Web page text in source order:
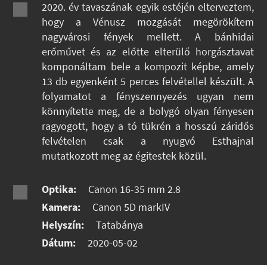
2020. év tavaszának egyik estéjén elterveztem,
hogy a Vénusz mozgását megörökítem
nagyvárosi fények mellett. A bánhidai
erőművet és az előtte elterülő horgásztavat
komponáltam bele a kompozit képbe, amely
13 db egyenként 5 perces felvétellel készült. A
folyamatot a fényszennyezés ugyan nem
könnyítette meg, de a bolygó olyan fényesen
ragyogott, hogy a tó tükrén a hosszú záridős
felvételen csak a nyugvó Esthajnal
mutatkozott meg az égitestek közül.
Optika:
Canon 16-35 mm 2.8
Kamera:
Canon 5D markIV
Helyszín:
Tatabánya
Dátum:
2020-05-02